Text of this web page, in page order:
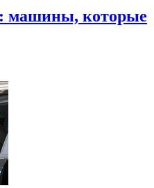
машины, которые